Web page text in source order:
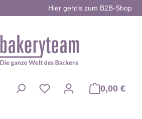
Hier geht’s zum B2B-Shop
0,00 €